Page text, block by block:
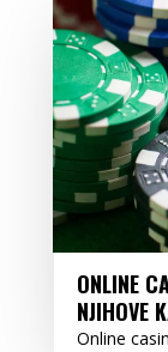
ONLINE
NJIHOVE
Online